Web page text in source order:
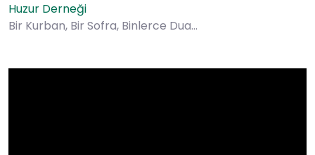
Huzur Derneği
Bir Kurban, Bir Sofra, Binlerce Dua…